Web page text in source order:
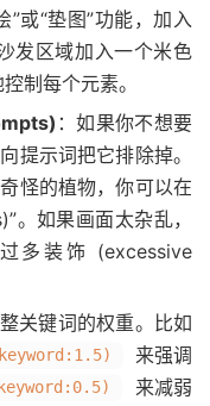
或“垫图”功能，加入
发区域加入一个米色
制每个元素。
：如果你不想要
提示词把它排除掉。
怪的植物，你可以在
。如果画面太杂乱，
多装饰 (excessive
关键词的权重。比如
来强调
来减弱